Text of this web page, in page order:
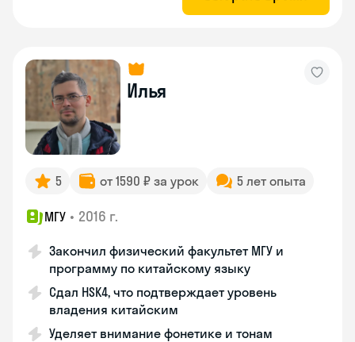
Илья
5 от 1590 ₽ за урок 5 лет опыта
МГУ • 2016 г.
Закончил физический факультет МГУ и
программу по китайскому языку
Сдал HSK4, что подтверждает уровень
владения китайским
Уделяет внимание фонетике и тонам